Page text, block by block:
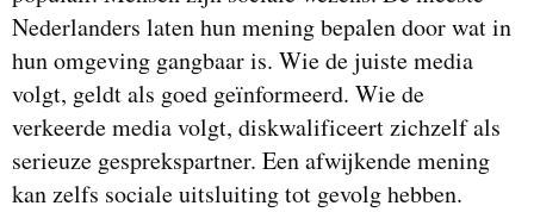
Nederlanders laten hun mening bepalen door wat in
hun omgeving gangbaar is. Wie de juiste media
volgt, geldt als goed geïnformeerd. Wie de
verkeerde media volgt, diskwalificeert zichzelf als
serieuze gesprekspartner. Een afwijkende mening
kan zelfs sociale uitsluiting tot gevolg hebben.